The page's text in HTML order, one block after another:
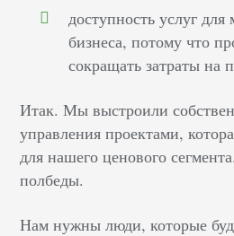
доступность услуг для
бизнеса, потому что
сокращать затраты на
Итак. Мы выстроили
управления проектами,
для нашего ценового
полбеды.
Нам нужны люди, которые